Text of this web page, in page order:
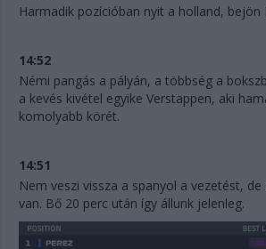
Harmadik pozícióban nyit a holland, bejön
14:52
Némi pangás a pályán, a többség a
a kevés kivétel egyike Verstappen, aki
komolyabb körét.
14:51
Nem veszi vissza a spanyol a vezetést, de
van. Bő 20 perc után így állunk jelenleg.